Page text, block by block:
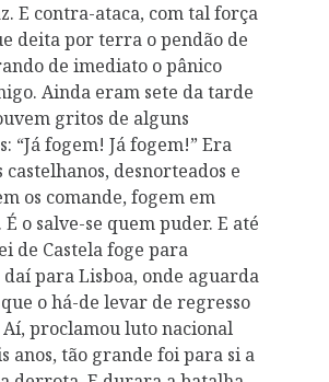
E contra-ataca, com tal força
deita por terra o pendão de
de imediato o pânico
Ainda eram sete da tarde
gritos de alguns
“Já fogem! Já fogem!” Era
castelhanos, desnorteados e
os comande, fogem em
o salve-se quem puder. E até
de Castela foge para
daí para Lisboa, onde aguarda
o há-de levar de regresso
Aí, proclamou luto nacional
anos, tão grande foi para si a